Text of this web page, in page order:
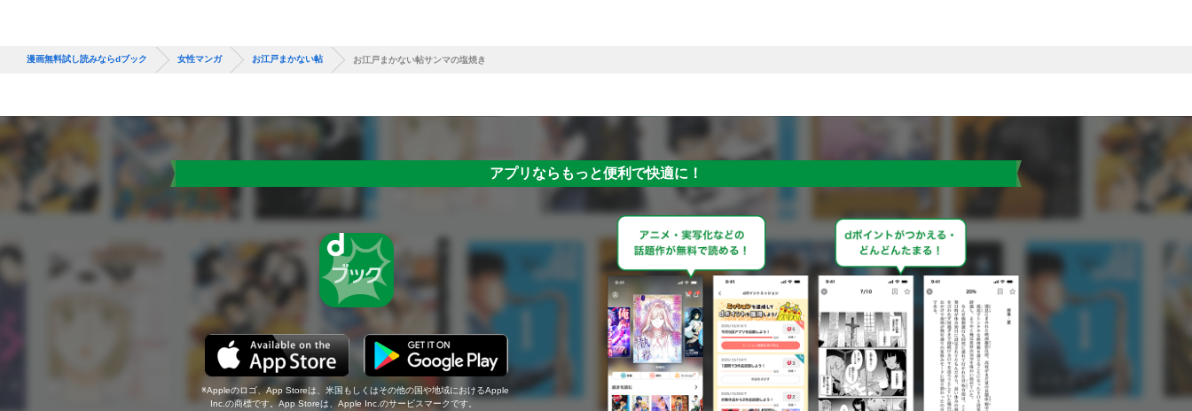
漫画無料試し読みならdブック 女性マンガ お江戸まかない帖 お江戸まかない帖サンマの塩焼き
アプリならもっと便利で快適に！
Appleのロゴ、App Storeは、米国もしくはその他の国や地域におけるApple
Inc.の商標です。App Storeは、Apple Inc.のサービスマークです。